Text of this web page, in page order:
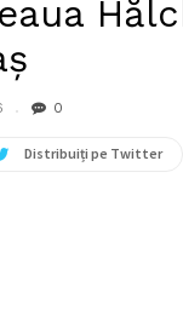
0
Distribuiți pe Twitter